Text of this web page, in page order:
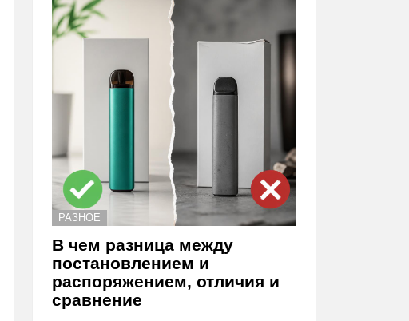
РАЗНОЕ
В чем разница между
постановлением и
распоряжением, отличия и
сравнение